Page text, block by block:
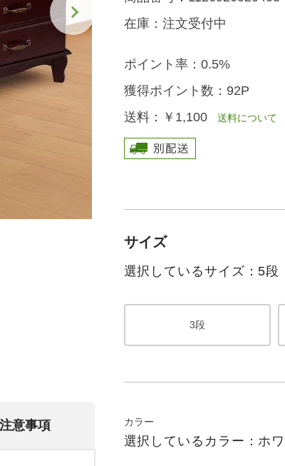
注意事項
在庫： 注文受付中
ポイント率： 0.5%
獲得ポイント数： 92P
送料： ￥1,100送料について
サイズ
選択しているサイズ：5段
3段
カラー
選択しているカラー：ホワ